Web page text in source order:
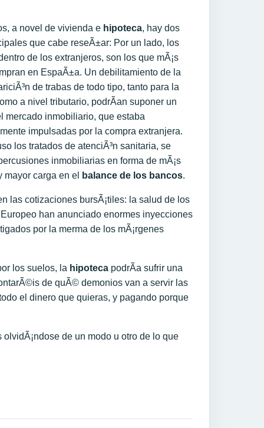
a novel de vivienda e hipoteca, hay dos
que cabe reseÃ±ar: Por un lado, los
de los extranjeros, son los que mÃ¡s
en EspaÃ±a. Un debilitamiento de la
de trabas de todo tipo, tanto para la
a nivel tributario, podrÃ­an suponer un
mercado inmobiliario, que estaba
impulsadas por la compra extranjera.
los tratados de atenciÃ³n sanitaria, se
inmobiliarias en forma de mÃ¡s
carga en el
balance de los bancos.
las cotizaciones bursÃ¡tiles: la salud de los
han anunciado enormes inyecciones
por la merma de los mÃ¡rgenes
los suelos, la hipoteca podrÃ­a sufrir una
de quÃ© demonios van a servir las
el dinero que quieras, y pagando porque
de un modo u otro de lo que